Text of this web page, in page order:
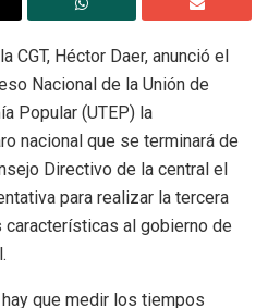
CGT, Héctor Daer, anunció el
Nacional de la Unión de
Popular (UTEP) la
nacional que se terminará de
Directivo de la central el
para realizar la tercera
al gobierno de
que medir los tiempos